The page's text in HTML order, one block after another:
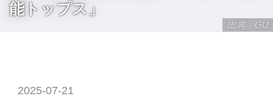
出典：GU
能トップス」
2025-07-21